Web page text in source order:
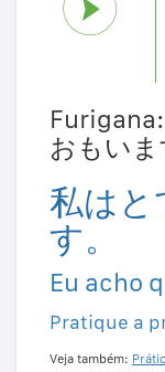
おもいま
私はと
す。
Eu acho
Pratique a
Veja também: